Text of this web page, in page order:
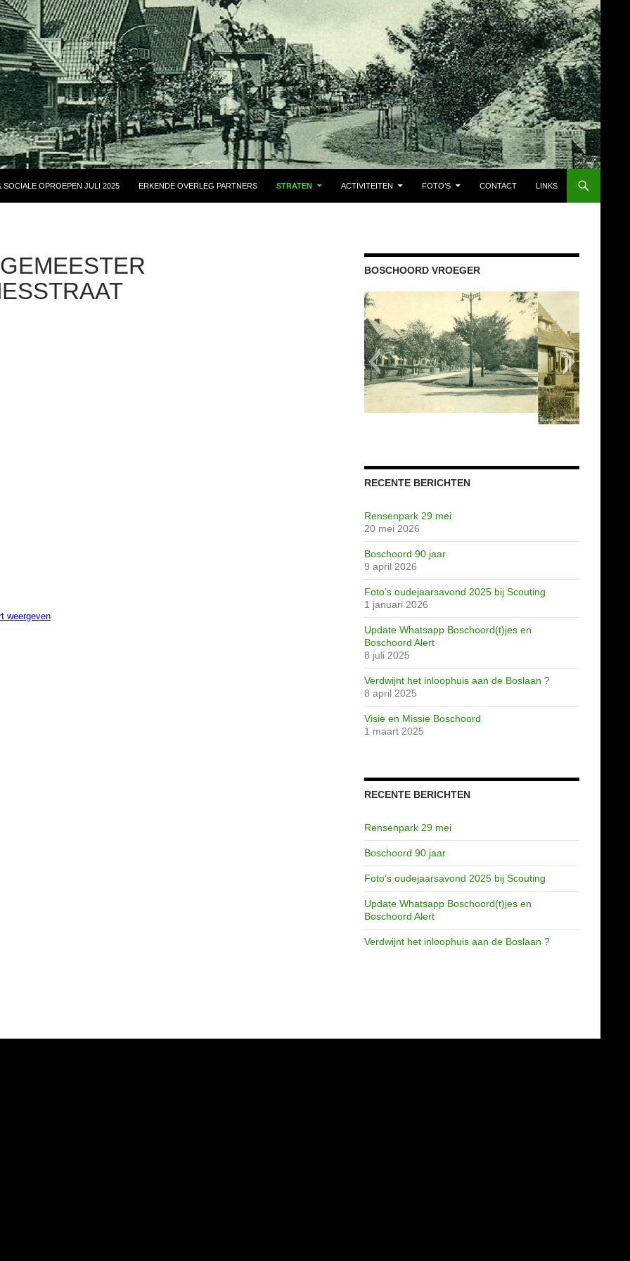
SOCIALE OPROEPEN JULI 2025 ERKENDE OVERLEG PARTNERS STRATEN ACTIVITEITEN FOTO’S CONTACT LINKS
weergeven
BOSCHOORD VROEGER
Dennenlaan
Grimme-station
Huishoudschool
Image41
Image45
Jeugdherberg
proef
scannen0691
scannen0692
scannen0693
scannen0694
scannen0695
scannen0696
scannen0698
scannen0699
scannen0700
scannen0701
scannen0702
scannen0703
scannen0704
scannen0706
scannen0707
scannen0708
scannen0709
scannen0710
scannen0711
scannen20710
RECENTE BERICHTEN
Rensenpark 29 mei
20 mei 2026
Boschoord 90 jaar
9 april 2026
Foto’s oudejaarsavond 2025 bij Scouting
1 januari 2026
Update Whatsapp Boschoord(t)jes en
Boschoord Alert
8 juli 2025
Verdwijnt het inloophuis aan de Boslaan ?
8 april 2025
Visie en Missie Boschoord
1 maart 2025
RECENTE BERICHTEN
Rensenpark 29 mei
Boschoord 90 jaar
Foto’s oudejaarsavond 2025 bij Scouting
Update Whatsapp Boschoord(t)jes en
Boschoord Alert
Verdwijnt het inloophuis aan de Boslaan ?